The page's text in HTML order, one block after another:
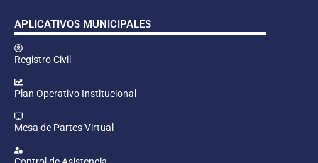
APLICATIVOS MUNICIPALES
Registro Civil
Plan Operativo Institucional
Mesa de Partes Virtual